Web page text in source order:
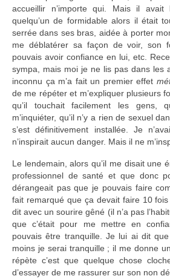
accueillir n’importe qui. Mais il
quelqu’un de formidable alors il était
serrée dans ses bras, aidée à porter
me déblatérer sa façon de voir, son
pouvais avoir confiance en lui, etc.
sympa, mais moi je ne lis pas dans les
inconnu ça m’a fait un premier effet
de me répéter et m’expliquer plusieurs
qu’il touchait facilement les gens,
m’inquiéter, qu’il n’y a rien de sexuel
s’est définitivement installée. Je
n’inspirait aucun danger. Mais il ne
Le lendemain, alors qu’il me disait une
professionnel de santé et que donc
dérangeait pas que je pouvais faire
fait remarqué que ça devait faire 10
dit avec un sourire gêné (il n’a pas
que c’était pour me mettre en
pouvais être tranquille. Je lui ai dit
moins je serai tranquille ; il me donne
répète c’est que quelque chose
d’essayer de me rassurer sur son non